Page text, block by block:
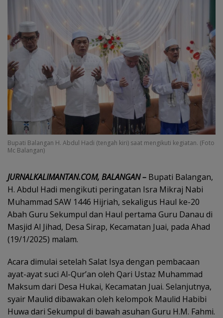
Bupati Balangan H. Abdul Hadi (tengah kiri) saat mengikuti kegiatan. (Foto
Mc Balangan)
JURNALKALIMANTAN.COM, BALANGAN – Bupati Balangan,
H. Abdul Hadi mengikuti peringatan Isra Mikraj Nabi
Muhammad SAW 1446 Hijriah, sekaligus Haul ke-20
Abah Guru Sekumpul dan Haul pertama Guru Danau di
Masjid Al Jihad, Desa Sirap, Kecamatan Juai, pada Ahad
(19/1/2025) malam.
Acara dimulai setelah Salat Isya dengan pembacaan
ayat-ayat suci Al-Qur’an oleh Qari Ustaz Muhammad
Maksum dari Desa Hukai, Kecamatan Juai. Selanjutnya,
syair Maulid dibawakan oleh kelompok Maulid Habibi
Huwa dari Sekumpul di bawah asuhan Guru H.M. Fahmi.